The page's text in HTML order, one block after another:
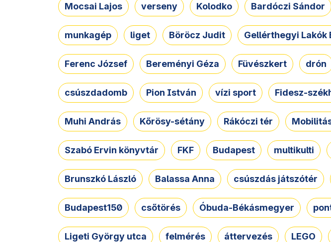
Mocsai Lajos verseny Kolodko Bardóczi Sándor
munkagép liget Böröcz Judit Gellérthegyi Lakók
Ferenc József Bereményi Géza Füvészkert drón
csúszdadomb Pion István vízi sport Fidesz-
Muhi András Kőrösy-sétány Rákóczi tér
Szabó Ervin könyvtár FKF Budapest multikulti
Brunszkó László Balassa Anna csúszdás játszótér
Budapest150 csőtörés Óbuda-Békásmegyer
Ligeti György utca felmérés áttervezés LEGO